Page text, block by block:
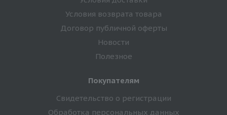
Условия возврата товара
Договор публичной оферты
Новости
Полезное
Покупателям
Свидетельство о регистрации
Обработка персональных данных